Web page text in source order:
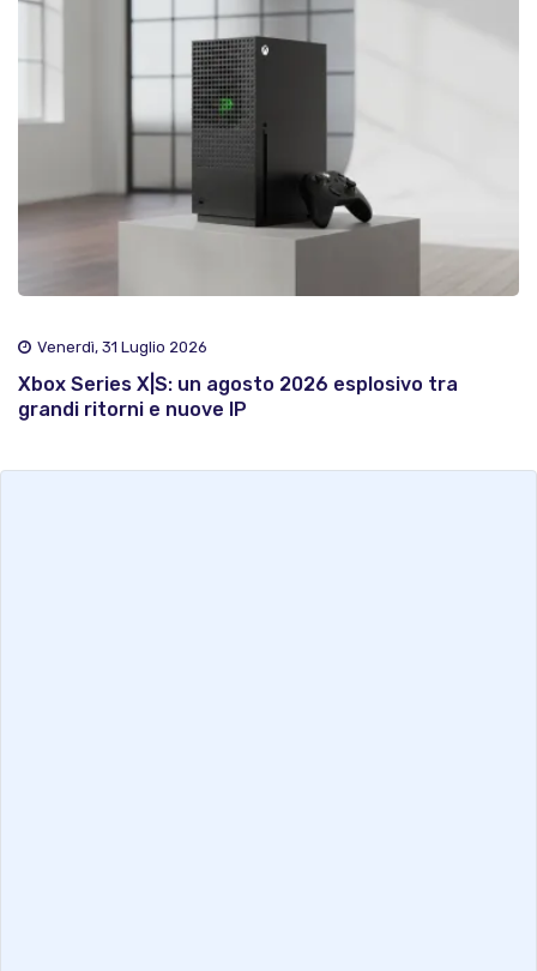
Venerdì, 31 Luglio 2026
Xbox Series X|S: un agosto 2026 esplosivo tra
grandi ritorni e nuove IP